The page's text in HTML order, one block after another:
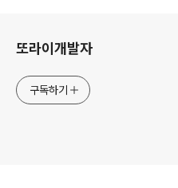
또라이개발자
구독하기